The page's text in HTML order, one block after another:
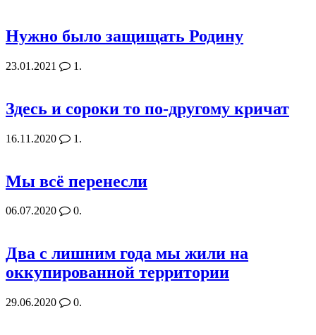
Нужно было защищать Родину
23.01.2021 1.
Здесь и сороки то по-другому кричат
16.11.2020 1.
Мы всё перенесли
06.07.2020 0.
Два с лишним года мы жили на
оккупированной территории
29.06.2020 0.